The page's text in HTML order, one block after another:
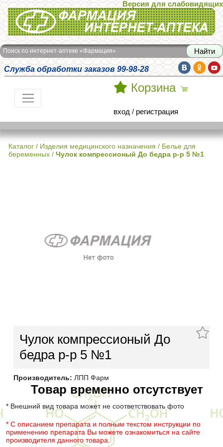
Интернет-аптека Фармация
Версия для слабовидящих
Поиск по интернет-аптеке «Фармация»
Служба обработки заказов 99-98-28
Корзина
вход / регистрация
Каталог / Изделия медицинского назначения / Белье для
беременных / Чулок компрессионый До бедра р-р 5 №1
Чулок компрессионый До
бедра р-р 5 №1
Производитель: ЛПП Фарм
Товар временно отсутствует
* Внешний вид товара может не соответствовать фото
* С описанием препарата и полным текстом инструкции по
применению препарата Вы можете ознакомиться на сайте
производителя данного товара.